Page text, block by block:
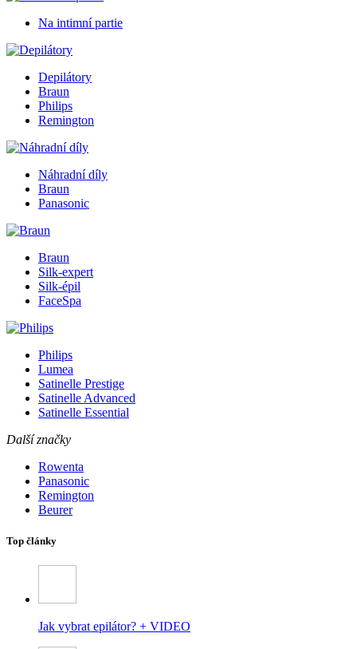
Na intimní partie
Depilátory
Braun
Philips
Remington
Náhradní díly
Braun
Panasonic
Braun
Silk-expert
Silk-épil
FaceSpa
Philips
Lumea
Satinelle Prestige
Satinelle Advanced
Satinelle Essential
Další značky
Rowenta
Panasonic
Remington
Beurer
Top články
Jak vybrat epilátor? + VIDEO